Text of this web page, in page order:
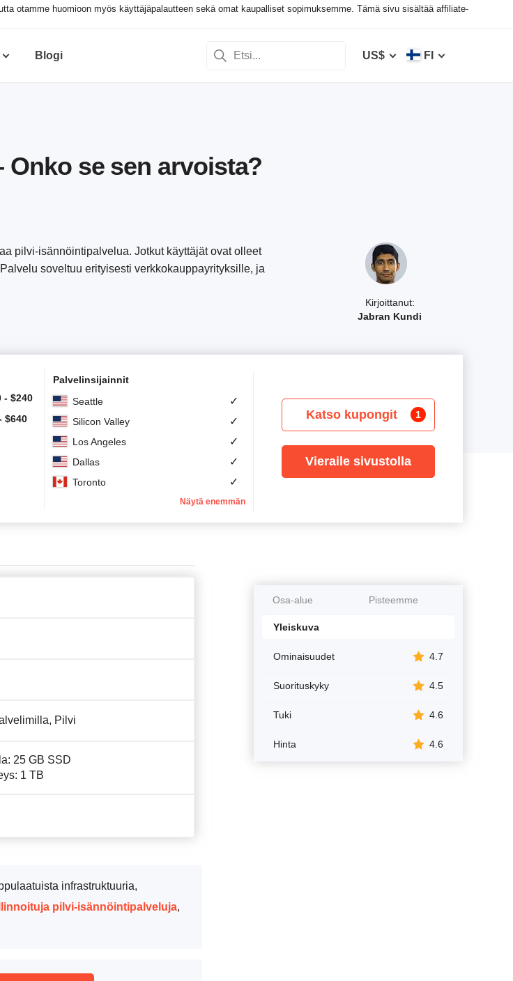
otamme huomioon myös käyttäjäpalautteen sekä omat kaupalliset sopimuksemme. Tämä sivu sisältää affiliate-
Blogi US$ FI
Onko se sen arvoista?
Kirjoittanut:
Jabran Kundi
pilvi-isännöintipalvelua. Jotkut käyttäjät ovat olleet
soveltuu erityisesti verkkokauppayrityksille, ja
- $240
$640
Palvelinsijainnit
Seattle
✓
Silicon Valley ✓
Los Angeles ✓
Dallas ✓
Toronto ✓
Näytä enemmän
Katso kupongit 1
Vieraile sivustolla
Pilvi
25 GB SSD
1 TB
infrastruktuuria,
pilvi-isännöintipalveluja,
Osa-alue Pisteemme
Yleiskuva
Ominaisuudet 4.7
Suorituskyky 4.5
Tuki 4.6
Hinta 4.6